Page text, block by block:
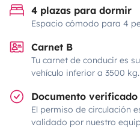
4 plazas para dormir
Espacio cómodo para 4
Carnet B
Tu carnet de conducir es
vehículo inferior a 3500 kg.
Documento verificado
El permiso de circulación
validado por nuestro